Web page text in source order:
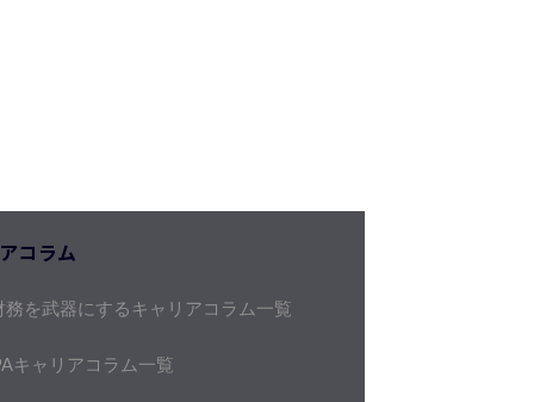
コラム
務を武器にするキャリアコラム一覧
キャリアコラム一覧